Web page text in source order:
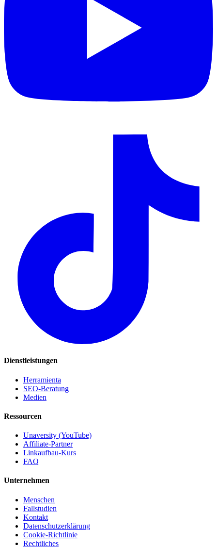
Dienstleistungen
Herramienta
SEO-Beratung
Medien
Ressourcen
Unaversity (YouTube)
Affiliate-Partner
Linkaufbau-Kurs
FAQ
Unternehmen
Menschen
Fallstudien
Kontakt
Datenschutzerklärung
Cookie-Richtlinie
Rechtliches